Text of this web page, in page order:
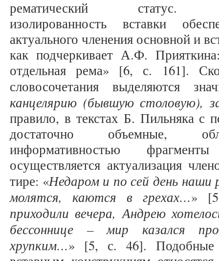
рематический статус.
изолированность вставки
актуального членения основной и
как подчеркивает А.Ф.
отдельная рема» [6, с. 161].
словосочетания выделяются
канцелярию (бывшую столовую),
правило, в текстах Б. Пильняка с
достаточно объемные,
информативностью
осуществляется актуализация
тире: «Недаром и по сей день наши
молятся, каются в грехах…»
приходили вечера, Андрею
бессоннице – мир казался
хрупким…» [5, с. 46].